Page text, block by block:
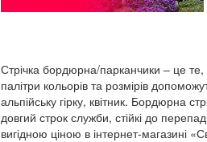
Стрічка бордюрна/парканчики – це
палітри кольорів та розмірів
альпійську гірку, квітник. Бордюрна
довгий строк служби, стійкі до
вигідною ціною в інтернет-магазині